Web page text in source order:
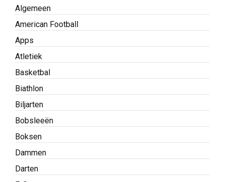
Algemeen
American Football
Apps
Atletiek
Basketbal
Biathlon
Biljarten
Bobsleeën
Boksen
Dammen
Darten